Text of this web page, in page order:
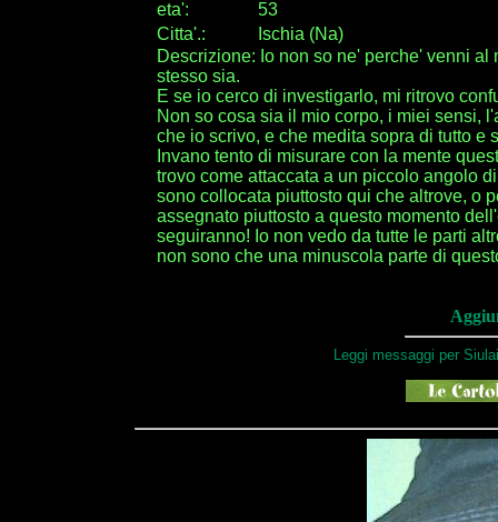
eta':
53
Citta'.:
Ischia (Na)
Descrizione: Io non so ne' perche' venni
stesso sia.
E se io cerco di investigarlo, mi ritrovo
Non so cosa sia il mio corpo, i miei sensi,
che io scrivo, e che medita sopra di tutto e
Invano tento di misurare con la mente
trovo come attaccata a un piccolo angolo
sono collocata piuttosto qui che altrove, o
assegnato piuttosto a questo momento
seguiranno! Io non vedo da tutte le parti
non sono che una minuscola parte di
Leggi messaggi per